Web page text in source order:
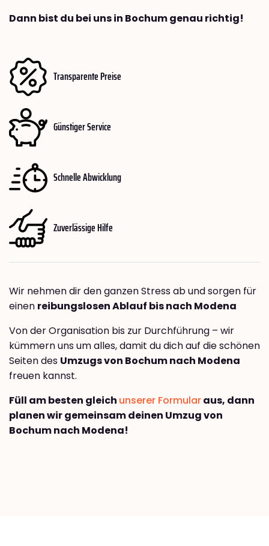
Dann bist du bei uns in Bochum genau richtig!
Transparente Preise
Günstiger Service
Schnelle Abwicklung
Zuverlässige Hilfe
Wir nehmen dir den ganzen Stress ab und sorgen für
einen reibungslosen Ablauf bis nach Modena
Von der Organisation bis zur Durchführung – wir
kümmern uns um alles, damit du dich auf die schönen
Seiten des Umzugs von Bochum nach Modena
freuen kannst.
Füll am besten gleich unserer Formularaus, dann
planen wir gemeinsam deinen Umzug von
Bochum nach Modena!